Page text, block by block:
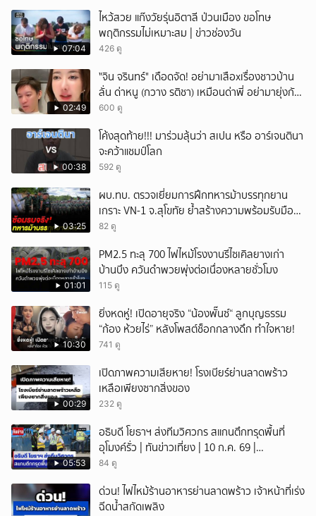
07:04
ไหว้สวย แก๊งวัยรุ่นอิตาลี ป่วนเมือง ขอโทษ
พฤติกรรมไม่เหมาะสม | ข่าวช่องวัน
426 ดู
02:49
ั่"จิน จรินทร์" เดือดจัด! อย่ามาเสือxเรื่องชาวบ้าน
ลั่น ด่าหนู (กวาง รติชา) เหมือนด่าพี่ อย่ามายุ่งกับ
คนของผม จบ!!!
600 ดู
00:38
โค้งสุดท้าย!!! มาร่วมลุ้นว่า สเปน หรือ อาร์เจนตินา
จะคว้าแชมป์โลก
592 ดู
03:25
ผบ.ทบ. ตรวจเยี่ยมการฝึกทหารม้าบรรทุกยาน
เกราะ VN-1 จ.สุโขทัย ย้ำสร้างความพร้อมรับมือ
ทุกสถานการณ์
82 ดู
01:01
PM2.5 ทะลุ 700 ไฟไหม้โรงงานรีไซเคิลยางเก่า
บ้านบึง ควันดำพวยพุ่งต่อเนื่องหลายชั่วโมง
115 ดู
10:30
ยิ่งหดหู่! เปิดอายุจริง “น้องพั๊นซ์“ ลูกบุญธรรม
“ก้อง ห้วยไร่” หลังโพสต์ช็อกกลางดึก ทำใจหาย!
741 ดู
00:29
เปิดภาพความเสียหาย! โรงเบียร์ย่านลาดพร้าว
เหลือเพียงซากสิ่งของ
232 ดู
05:53
อธิบดี โยธาฯ ส่งทีมวิศวกร สแกนตึกทรุดพื้นที่
อุโมงค์รั่ว | ทันข่าวเที่ยง | 10 ก.ค. 69 |
NationTV22
84 ดู
ด่วน! ไฟไหม้ร้านอาหารย่านลาดพร้าว เจ้าหน้าที่เร่ง
ฉีดน้ำสกัดเพลิง